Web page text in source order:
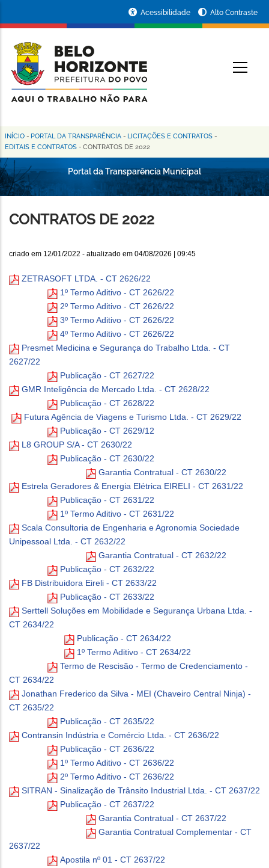
conteúdo
principal
da
Prefeitura
de
Horizonte
Acessibilidade Alto Contraste
Trilha
de
navegação
INÍCIO - PORTAL DA TRANSPARÊNCIA - LICITAÇÕES E CONTRATOS -
EDITAIS E CONTRATOS - CONTRATOS DE 2022
Portal da Transparência Municipal
CONTRATOS DE 2022
criado em 12/01/2022 - atualizado em 04/08/2026 | 09:45
ZETRASOFT LTDA. - CT 2626/22
1º Termo Aditivo - CT 2626/22
2º Termo Aditivo - CT 2626/22
3º Termo Aditivo - CT 2626/22
4º Termo Aditivo - CT 2626/22
Presmet Medicina e Segurança do Trabalho Ltda. - CT
2627/22
Publicação - CT 2627/22
GMR Inteligência de Mercado Ltda. - CT 2628/22
Publicação - CT 2628/22
Futura Agência de Viagens e Turismo Ltda. - CT 2629/22
Publicação - CT 2629/12
L8 GROUP S/A - CT 2630/22
Publicação - CT 2630/22
Garantia Contratual - CT 2630/22
Estrela Geradores & Energia Elétrica EIRELI - CT 2631/22
Publicação - CT 2631/22
1º Termo Aditivo - CT 2631/22
Scala Consultoria de Engenharia e Agronomia Sociedade
Unipessoal Ltda. - CT 2632/22
Garantia Contratual - CT 2632/22
Publicação - CT 2632/22
FB Distribuidora Eireli - CT 2633/22
Publicação - CT 2633/22
Serttell Soluções em Mobilidade e Segurança Urbana Ltda. -
CT 2634/22
Publicação - CT 2634/22
1º Termo Aditivo - CT 2634/22
Termo de Rescisão - Termo de Credenciamento -
CT 2634/22
Jonathan Frederico da Silva - MEI (Chaveiro Central Ninja) -
CT 2635/22
Publicação - CT 2635/22
Contransin Indústria e Comércio Ltda. - CT 2636/22
Publicação - CT 2636/22
1º Termo Aditivo - CT 2636/22
2º Termo Aditivo - CT 2636/22
SITRAN - Sinalização de Trânsito Industrial Ltda. - CT 2637/22
Publicação - CT 2637/22
Garantia Contratual - CT 2637/22
Garantia Contratual Complementar - CT
2637/22
Apostila nº 01 - CT 2637/22